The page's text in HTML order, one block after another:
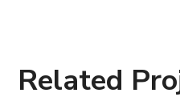
Related